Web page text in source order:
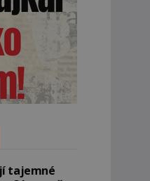
tajemné